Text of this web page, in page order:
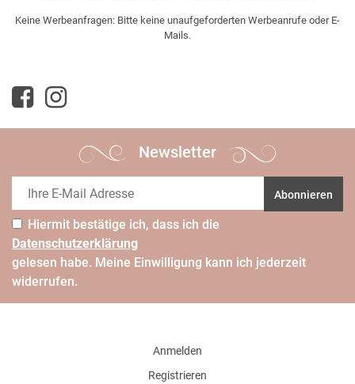
Keine Werbeanfragen: Bitte keine unaufgeforderten Werbeanrufe oder E-
Mails.
Newsletter
Abonnieren
Hiermit bestätige ich, dass ich die
Daten­schutz­erklärung
gelesen habe. Meine Einwilligung kann ich jederzeit
widerrufen.
Anmelden
Registrieren